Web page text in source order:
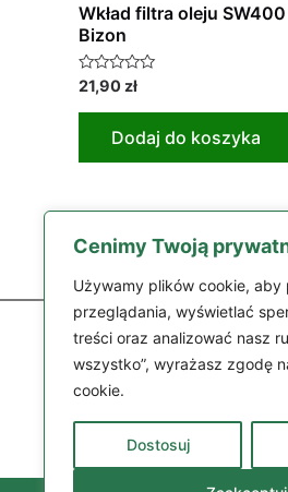
Cenimy Twoją
Używamy plików cookie,
przeglądania, wyświetlać
treści oraz analizować nasz
wszystko”, wyrażasz zgodę
cookie.
Dostosuj
Wkład filtra oleju
Bizon
Oceniono
na
21,90 zł
Dodaj do koszyka